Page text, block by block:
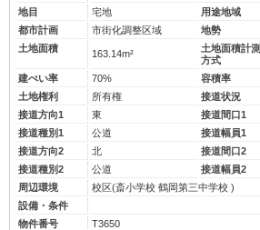
地目
宅地
用途地域
都市計画
市街化調整区域
地勢
土地面積
163.14m²
土地面積計測
方式
建ぺい率 70% 容積率
土地権利
所有権 接道状況
接道方向1
東 接道間口1
接道種別1
公道 接道幅員1
接道方向2
北 接道間口2
接道種別2
公道 接道幅員2
周辺環境
校区(斎小学校 鶴岡第三中学校 )
設備・条件
物件番号
T3650